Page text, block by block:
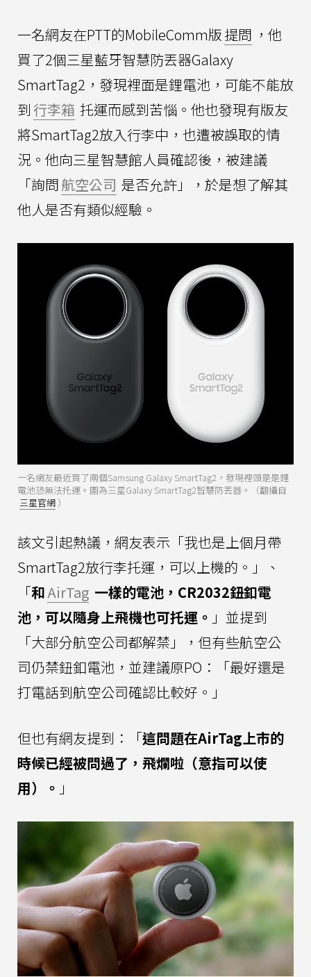
一名網友在PTT的MobileComm版提問 ，他
買了2個三星藍牙智慧防丟器Galaxy
SmartTag2，發現裡面是鋰電池，可能不能放
到行李箱 托運而感到苦惱。他也發現有版友
將SmartTag2放入行李中，也遭被誤取的情
況。他向三星智慧館人員確認後，被建議
「詢問航空公司 是否允許」，於是想了解其
他人是否有類似經驗。
一名網友最近買了兩個Samsung Galaxy SmartTag2，發現裡頭是是鋰
電池恐無法托運。圖為三星Galaxy SmartTag2智慧防丟器。（翻攝自
三星官網 ）
該文引起熱議，網友表示「我也是上個月帶
SmartTag2放行李托運，可以上機的。」、
「和AirTag 一樣的電池，CR2032鈕釦電
池，可以隨身上飛機也可托運。 」並提到
「大部分航空公司都解禁」，但有些航空公
司仍禁鈕釦電池，並建議原PO：「最好還是
打電話到航空公司確認比較好。」
但也有網友提到：「這問題在AirTag上市的
時候已經被問過了，飛爛啦（意指可以使
用）。 」